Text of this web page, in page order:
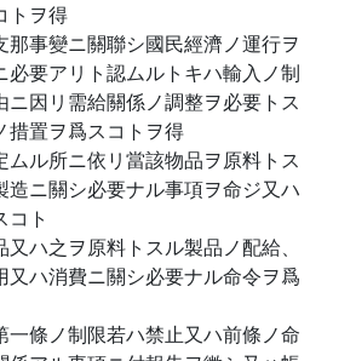
トヲ得
那事變ニ關聯シ國民經濟ノ運行ヲ
必要アリト認ムルトキハ輸入ノ制
ニ因リ需給關係ノ調整ヲ必要トス
措置ヲ爲スコトヲ得
ムル所ニ依リ當該物品ヲ原料トス
造ニ關シ必要ナル事項ヲ命ジ又ハ
コト
又ハ之ヲ原料トスル製品ノ配給、
又ハ消費ニ關シ必要ナル命令ヲ爲
一條ノ制限若ハ禁止又ハ前條ノ命